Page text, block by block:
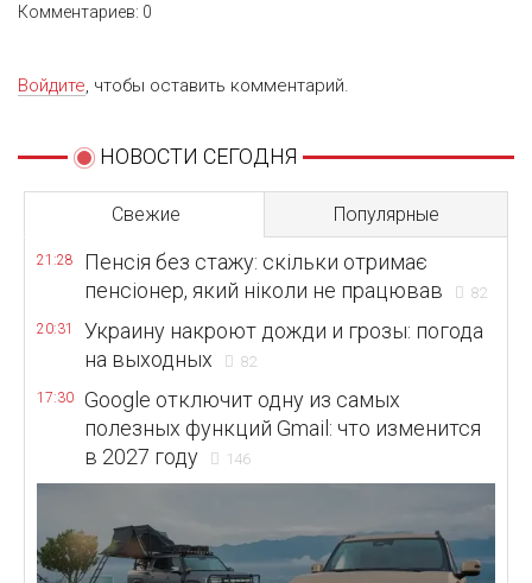
Комментариев: 0
Войдите, чтобы оставить комментарий.
НОВОСТИ СЕГОДНЯ
Свежие Популярные
21:28
Пенсія без стажу: скільки отримає
пенсіонер, який ніколи не працював
82
20:31
Украину накроют дожди и грозы: погода
на выходных
82
17:30
Google отключит одну из самых
полезных функций Gmail: что изменится
в 2027 году
146